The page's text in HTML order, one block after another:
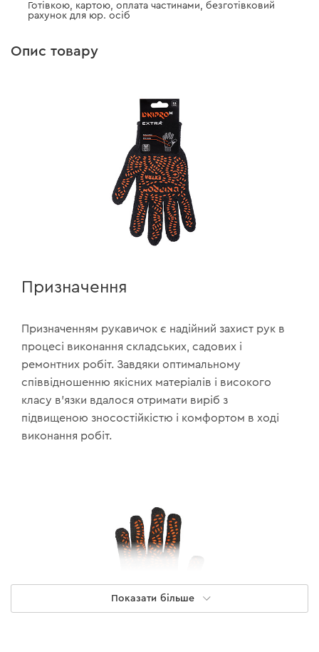
Готівкою, картою, оплата частинами, безготівковий
рахунок для юр. осіб
Опис товару
Призначення
Призначенням рукавичок є надійний захист рук в
процесі виконання складських, садових і
ремонтних робіт. Завдяки оптимальному
співвідношенню якісних матеріалів і високого
класу в'язки вдалося отримати виріб з
підвищеною зносостійкістю і комфортом в ході
виконання робіт.
Показати більше